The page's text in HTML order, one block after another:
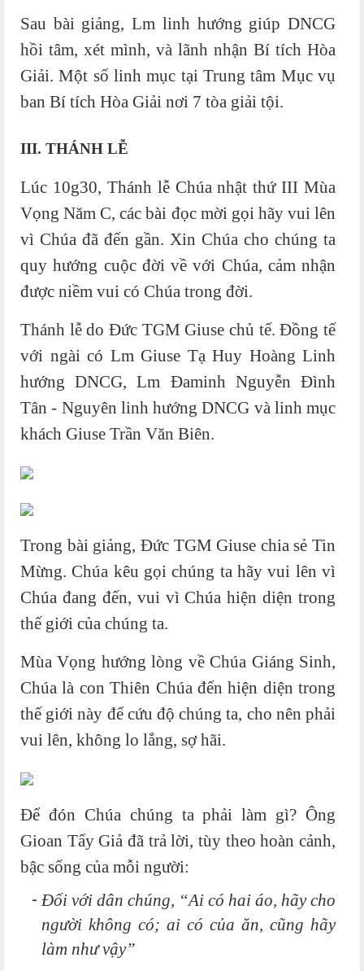
Sau bài giảng, Lm linh hướng giúp DNCG
hồi tâm, xét mình, và lãnh nhận Bí tích Hòa
Giải. Một số linh mục tại Trung tâm Mục vụ
ban Bí tích Hòa Giải nơi 7 tòa giải tội.
III. THÁNH LỄ
Lúc 10g30, Thánh lễ Chúa nhật thứ III Mùa
Vọng Năm C, các bài đọc mời gọi hãy vui lên
vì Chúa đã đến gần. Xin Chúa cho chúng ta
quy hướng cuộc đời về với Chúa, cảm nhận
được niềm vui có Chúa trong đời.
Thánh lễ do Đức TGM Giuse chủ tế. Đồng tế
với ngài có Lm Giuse Tạ Huy Hoàng Linh
hướng DNCG, Lm Đaminh Nguyễn Đình
Tân - Nguyên linh hướng DNCG và linh mục
khách Giuse Trần Văn Biên.
Trong bài giảng, Đức TGM Giuse chia sẻ Tin
Mừng. Chúa kêu gọi chúng ta hãy vui lên vì
Chúa đang đến, vui vì Chúa hiện diện trong
thế giới của chúng ta.
Mùa Vọng hướng lòng về Chúa Giáng Sinh,
Chúa là con Thiên Chúa đến hiện diện trong
thế giới này để cứu độ chúng ta, cho nên phải
vui lên, không lo lắng, sợ hãi.
Để đón Chúa chúng ta phải làm gì? Ông
Gioan Tẩy Giả đã trả lời, tùy theo hoàn cảnh,
bậc sống của mỗi người:
Đối với dân chúng, “Ai có hai áo, hãy cho
người không có; ai có của ăn, cũng hãy
làm như vậy”